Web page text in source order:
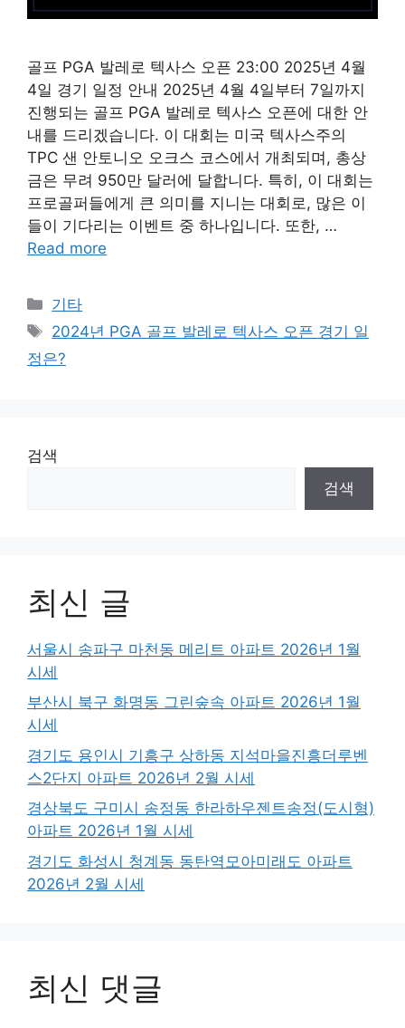
골프 PGA 발레로 텍사스 오픈 23:00 2025년 4월
4일 경기 일정 안내 2025년 4월 4일부터 7일까지
진행되는 골프 PGA 발레로 텍사스 오픈에 대한 안
내를 드리겠습니다. 이 대회는 미국 텍사스주의
TPC 샌 안토니오 오크스 코스에서 개최되며, 총상
금은 무려 950만 달러에 달합니다. 특히, 이 대회는
프로골퍼들에게 큰 의미를 지니는 대회로, 많은 이
들이 기다리는 이벤트 중 하나입니다. 또한, …
Read more
Categories
기타
Tags
2024년 PGA 골프 발레로 텍사스 오픈 경기 일
정은?
검색
검색
최신 글
서울시 송파구 마천동 메리트 아파트 2026년 1월
시세
부산시 북구 화명동 그린숲속 아파트 2026년 1월
시세
경기도 용인시 기흥구 상하동 지석마을진흥더루벤
스2단지 아파트 2026년 2월 시세
경상북도 구미시 송정동 한라하우젠트송정(도시형)
아파트 2026년 1월 시세
경기도 화성시 청계동 동탄역모아미래도 아파트
2026년 2월 시세
최신 댓글